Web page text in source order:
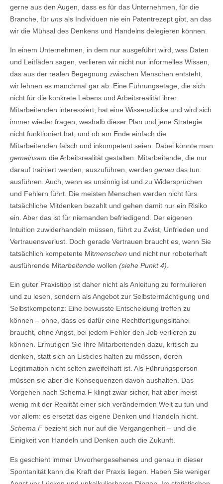
gerne aus den Augen, dass es für das Unternehmen, für die
Branche, für uns als Individuen nie ein Patentrezept gibt, an das
wir die Mühsal des Denkens und Handelns delegieren können.
In einem Unternehmen, in dem nur ausgeführt wird, was Daten
und Leitfäden sagen, verlieren wir nicht nur informelles Wissen,
das aus der realen Begegnung zwischen Menschen entsteht,
wir lehnen es manchmal gar ab. Eine Führungsetage, die sich
nicht für die konkrete Lebens und Arbeitsrealität ihrer
Mitarbeitenden interessiert, hat eine Wissenslücke und wird sich
immer wieder fragen, weshalb dieser Plan und jene Strategie
nicht funktioniert hat, und ob am Ende einfach die
Mitarbeitenden falsch und inkompetent seien. Dabei könnte man
gemeinsam die Arbeitsrealität gestalten. Mitarbeitende, die nur
darauf trainiert werden, auszuführen, werden genau das tun:
ausführen. Auch, wenn es unsinnig ist und zu Widersprüchen
und Fehlern führt. Die meisten Menschen werden nicht fürs
tatsächliche Mitdenken bezahlt und gehen damit nur ein Risiko
ein. Aber das ist für niemanden befriedigend. Der eigenen
Intuition zuwiderhandeln müssen, führt zu Zwist, Unfrieden und
Vertrauensverlust. Doch gerade Vertrauen braucht es, wenn Sie
tatsächlich kompetente Mitmenschen und nicht nur roboterhaft
ausführende Mitarbeitende wollen (siehe Punkt 4)
Ein guter Praxistipp ist daher nicht als Anleitung zu formulieren
und zu lesen, sondern als Angebot zur Selbstermächtigung und
Selbstkompetenz: Eine bewusste Entscheidung treffen zu
können – ohne, dass es dafür eine Rechtfertigungslitanei
braucht, ohne Angst, bei jedem Fehler den Job verlieren zu
können. Ermutigen Sie Ihre Mitarbeitenden dazu, kritisch zu
denken, statt sich an Listicles halten zu müssen, deren
Legitimation nicht selten zweifelhaft ist. Als Führungsperson
müssen sie aber die Konsequenzen davon aushalten. Das
Vorgehen nach Schema F klingt zwar sicher, hat aber meist
wenig mit der Realität einer sich verändernden Welt zu tun und
vor allem: es ersetzt das eigene Denken und Handeln nicht.
Schema F bezieht sich nur auf die Vergangenheit – und die
Einigkeit von Handeln und Denken auch die Zukunft.
Es geschieht immer Unvorhergesehenes und genau in dieser
Spontanität kann die Kraft der Praxis liegen. Haben Sie weniger